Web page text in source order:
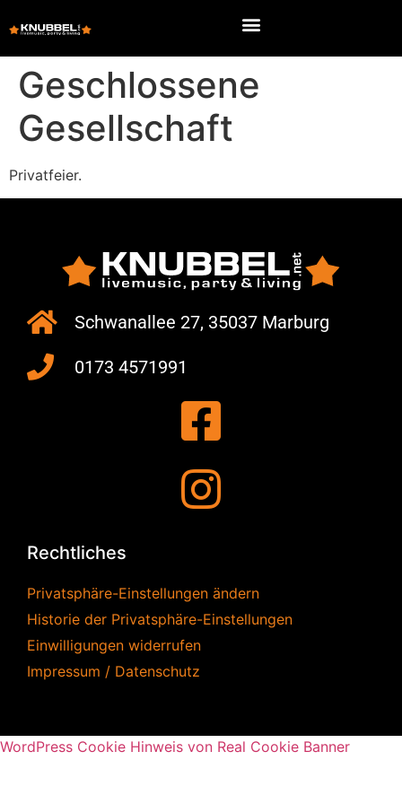
Geschlossene
Gesellschaft
Privatfeier.
Schwanallee 27, 35037 Marburg
0173 4571991
Rechtliches
Privatsphäre-Einstellungen ändern
Historie der Privatsphäre-Einstellungen
Einwilligungen widerrufen
Impressum / Datenschutz
WordPress Cookie Hinweis von Real Cookie Banner